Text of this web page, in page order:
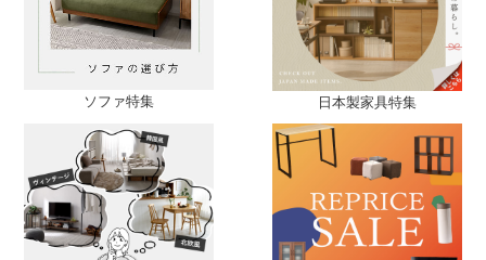
ソファ特集 日本製家具特集